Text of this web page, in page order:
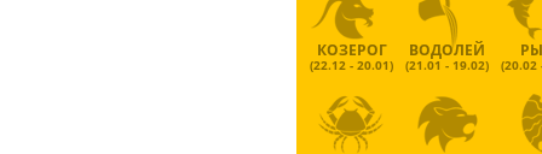
КОЗЕРОГ
(22.12 - 20.01)
ВОДОЛЕЙ
(21.01 - 19.02) (20.02